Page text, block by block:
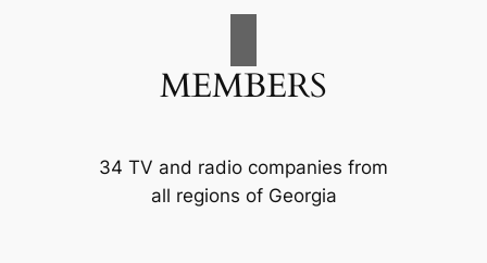
MEMBERS
34 TV and radio companies from
all regions of Georgia